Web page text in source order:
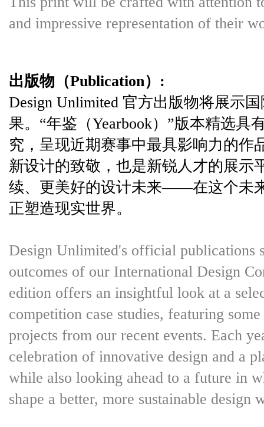
and impressive representation of their
出版物（Publication）:
Design Unlimited 官方出版物将展示
果。“年鉴（Yearbook）”版本精选具
究，呈现近期赛事中最具影响力的作
新设计的致敬，也是新锐人才的展示
续、更美好的设计未来——在这个未
正塑造现实世界。
Design Unlimited's official publications
outcomes of our International Design
edition offers an insightful look at a
competition case studies, featuring
projects from our recent events. Each
celebration of innovative design and a
while also looking ahead to a future in
shape a better, more sustainable design